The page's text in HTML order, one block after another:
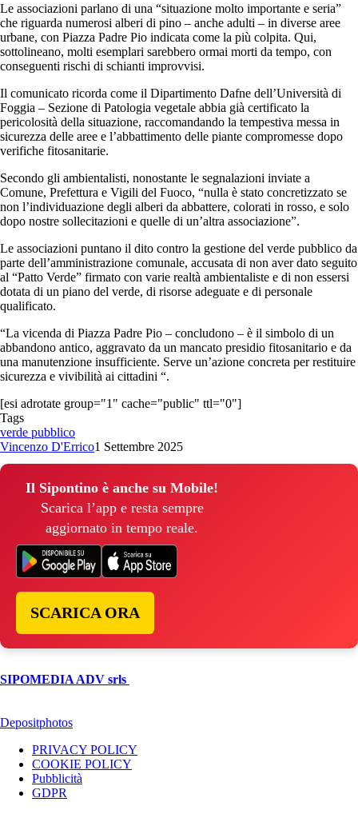
Le associazioni parlano di una “situazione molto importante e seria”
che riguarda numerosi alberi di pino – anche adulti – in diverse aree
urbane, con Piazza Padre Pio indicata come la più colpita. Qui,
sottolineano, molti esemplari sarebbero ormai morti da tempo, con
conseguenti rischi di schianti improvvisi.
Il comunicato ricorda come il Dipartimento Dafne dell’Università di
Foggia – Sezione di Patologia vegetale abbia già certificato la
pericolosità della situazione, raccomandando la tempestiva messa in
sicurezza delle aree e l’abbattimento delle piante compromesse dopo
verifiche fitosanitarie.
Secondo gli ambientalisti, nonostante le segnalazioni inviate a
Comune, Prefettura e Vigili del Fuoco, “nulla è stato concretizzato se
non l’individuazione degli alberi da abbattere, colorati in rosso, e solo
dopo nostre sollecitazioni e quelle di un’altra associazione”.
Le associazioni puntano il dito contro la gestione del verde pubblico da
parte dell’amministrazione comunale, accusata di non aver dato seguito
al “Patto Verde” firmato con varie realtà ambientaliste e di non essersi
dotata di un piano del verde, di risorse adeguate e di personale
qualificato.
“La vicenda di Piazza Padre Pio – concludono – è il simbolo di un
abbandono antico, aggravato da un mancato presidio fitosanitario e da
una manutenzione insufficiente. Serve un’azione concreta per restituire
sicurezza e vivibilità ai cittadini “.
[esi adrotate group="1" cache="public" ttl="0"]
Tags
verde pubblico
Vincenzo D'Errico1 Settembre 2025
Il Sipontino è anche su Mobile!
Scarica l’app e resta sempre
aggiornato in tempo reale.
SCARICA ORA
SIPOMEDIA ADV srls
Depositphotos
PRIVACY POLICY
COOKIE POLICY
Pubblicità
GDPR